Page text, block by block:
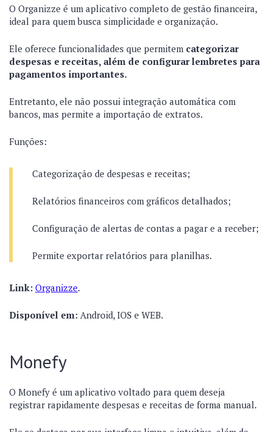
O Organizze é um aplicativo completo de gestão financeira,
ideal para quem busca simplicidade e organização.
Ele oferece funcionalidades que permitem categorizar
despesas e receitas, além de configurar lembretes para
pagamentos importantes.
Entretanto, ele não possui integração automática com
bancos, mas permite a importação de extratos.
Funções:
Categorização de despesas e receitas;
Relatórios financeiros com gráficos detalhados;
Configuração de alertas de contas a pagar e a receber;
Permite exportar relatórios para planilhas.
Link: Organizze.
Disponível em: Android, IOS e WEB.
Monefy
O Monefy é um aplicativo voltado para quem deseja
registrar rapidamente despesas e receitas de forma manual.